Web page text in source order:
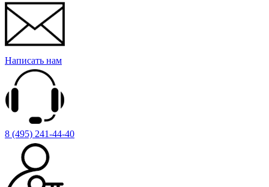
Написать нам
8 (495) 241-44-40